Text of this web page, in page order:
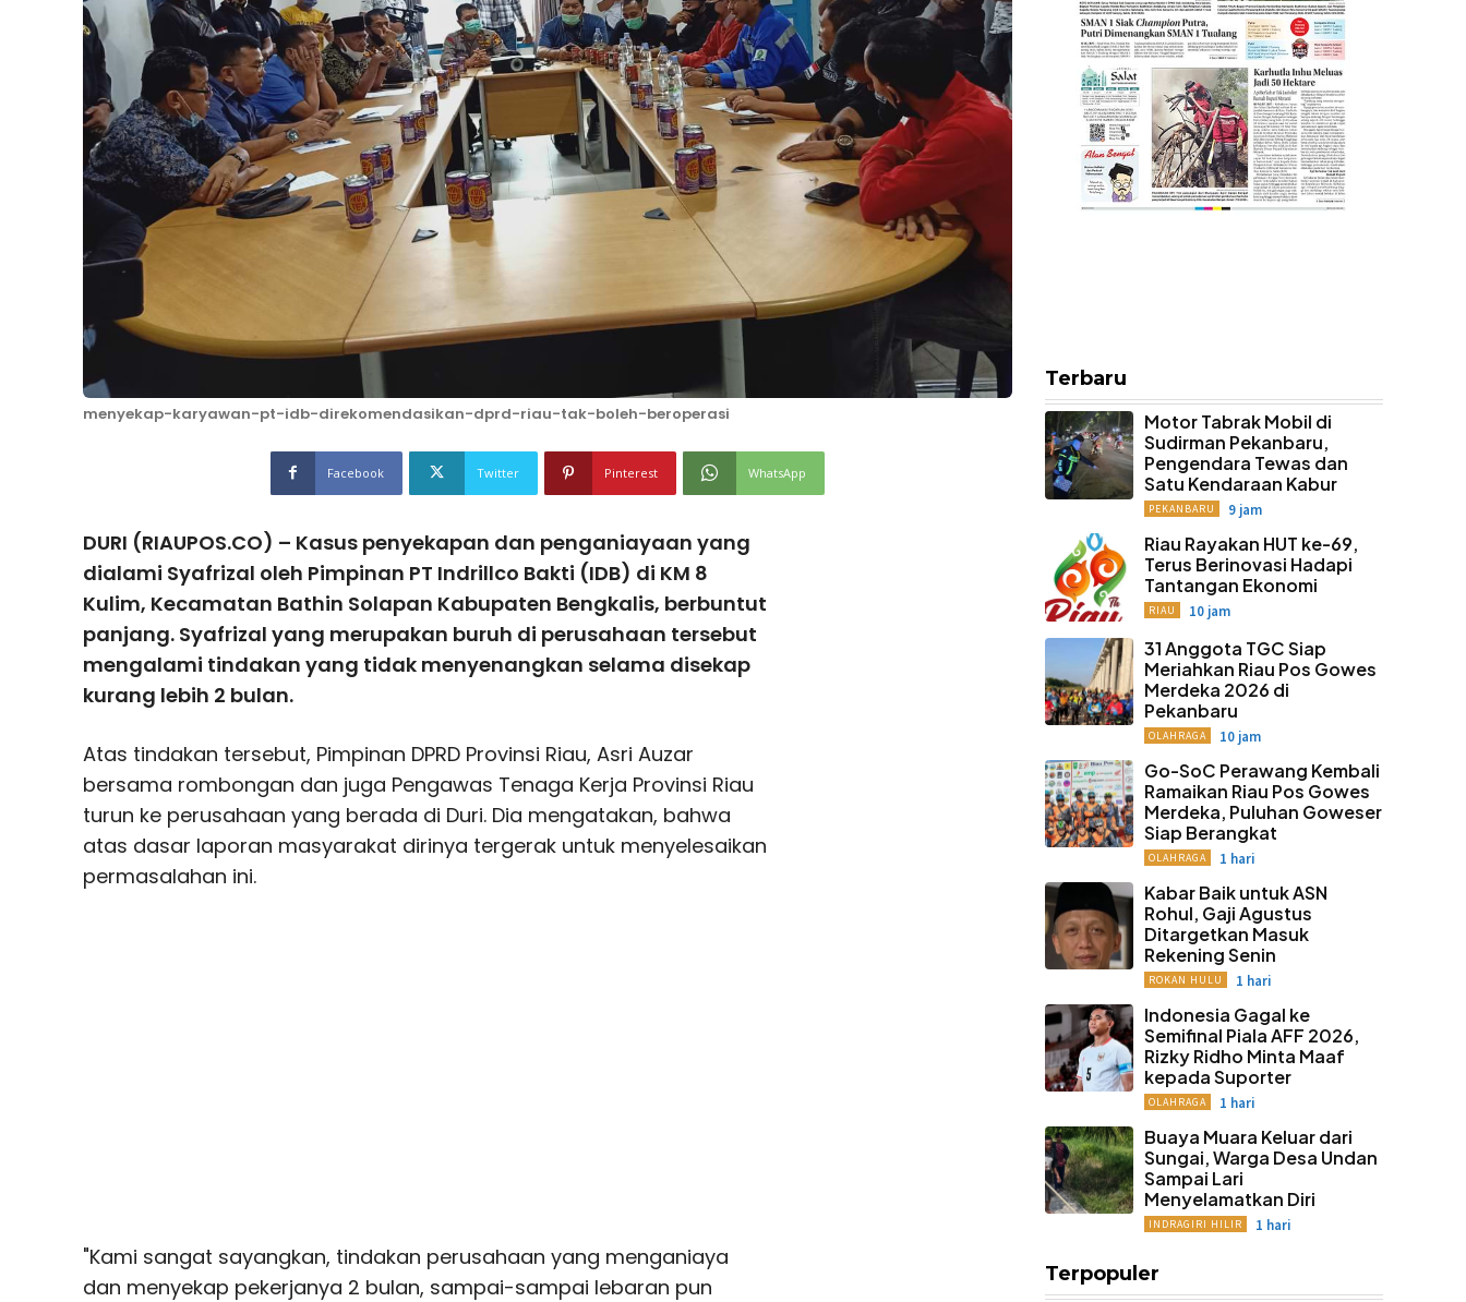
menyekap-karyawan-pt-idb-direkomendasikan-dprd-riau-tak-boleh-beroperasi
Facebook Twitter Pinterest WhatsApp
DURI (RIAUPOS.CO) – Kasus penyekapan dan penganiayaan yang
dialami Syafrizal oleh Pimpinan PT Indrillco Bakti (IDB) di KM 8
Kulim, Kecamatan Bathin Solapan Kabupaten Bengkalis, berbuntut
panjang. Syafrizal yang merupakan buruh di perusahaan tersebut
mengalami tindakan yang tidak menyenangkan selama disekap
kurang lebih 2 bulan.
Atas tindakan tersebut, Pimpinan DPRD Provinsi Riau, Asri Auzar
bersama rombongan dan juga Pengawas Tenaga Kerja Provinsi Riau
turun ke perusahaan yang berada di Duri. Dia mengatakan, bahwa
atas dasar laporan masyarakat dirinya tergerak untuk menyelesaikan
permasalahan ini.
"Kami sangat sayangkan, tindakan perusahaan yang menganiaya
dan menyekap pekerjanya 2 bulan, sampai-sampai lebaran pun
Terbaru
Motor Tabrak Mobil di
Sudirman Pekanbaru,
Pengendara Tewas dan
Satu Kendaraan Kabur
PEKANBARU 9 jam
Riau Rayakan HUT ke-69,
Terus Berinovasi Hadapi
Tantangan Ekonomi
RIAU 10 jam
31 Anggota TGC Siap
Meriahkan Riau Pos Gowes
Merdeka 2026 di
Pekanbaru
OLAHRAGA 10 jam
Go-SoC Perawang Kembali
Ramaikan Riau Pos Gowes
Merdeka, Puluhan Goweser
Siap Berangkat
OLAHRAGA 1 hari
Kabar Baik untuk ASN
Rohul, Gaji Agustus
Ditargetkan Masuk
Rekening Senin
ROKAN HULU 1 hari
Indonesia Gagal ke
Semifinal Piala AFF 2026,
Rizky Ridho Minta Maaf
kepada Suporter
OLAHRAGA 1 hari
Buaya Muara Keluar dari
Sungai, Warga Desa Undan
Sampai Lari
Menyelamatkan Diri
INDRAGIRI HILIR 1 hari
Terpopuler